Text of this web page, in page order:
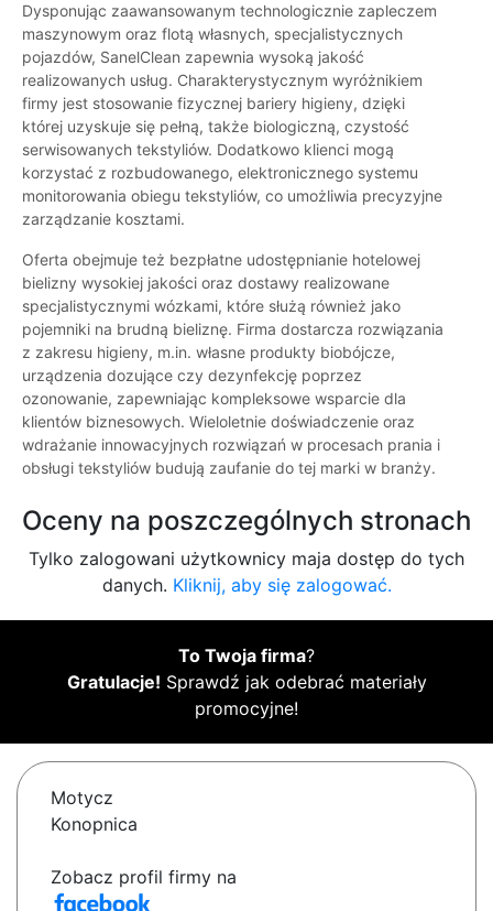
Dysponując zaawansowanym technologicznie zapleczem
maszynowym oraz flotą własnych, specjalistycznych
pojazdów, SanelClean zapewnia wysoką jakość
realizowanych usług. Charakterystycznym wyróżnikiem
firmy jest stosowanie fizycznej bariery higieny, dzięki
której uzyskuje się pełną, także biologiczną, czystość
serwisowanych tekstyliów. Dodatkowo klienci mogą
korzystać z rozbudowanego, elektronicznego systemu
monitorowania obiegu tekstyliów, co umożliwia precyzyjne
zarządzanie kosztami.
Oferta obejmuje też bezpłatne udostępnianie hotelowej
bielizny wysokiej jakości oraz dostawy realizowane
specjalistycznymi wózkami, które służą również jako
pojemniki na brudną bieliznę. Firma dostarcza rozwiązania
z zakresu higieny, m.in. własne produkty biobójcze,
urządzenia dozujące czy dezynfekcję poprzez
ozonowanie, zapewniając kompleksowe wsparcie dla
klientów biznesowych. Wieloletnie doświadczenie oraz
wdrażanie innowacyjnych rozwiązań w procesach prania i
obsługi tekstyliów budują zaufanie do tej marki w branży.
Oceny na poszczególnych stronach
Tylko zalogowani użytkownicy maja dostęp do tych
danych. Kliknij, aby się zalogować.
To Twoja firma?
Gratulacje! Sprawdź jak odebrać materiały
promocyjne!
Motycz
Konopnica
Zobacz profil firmy na